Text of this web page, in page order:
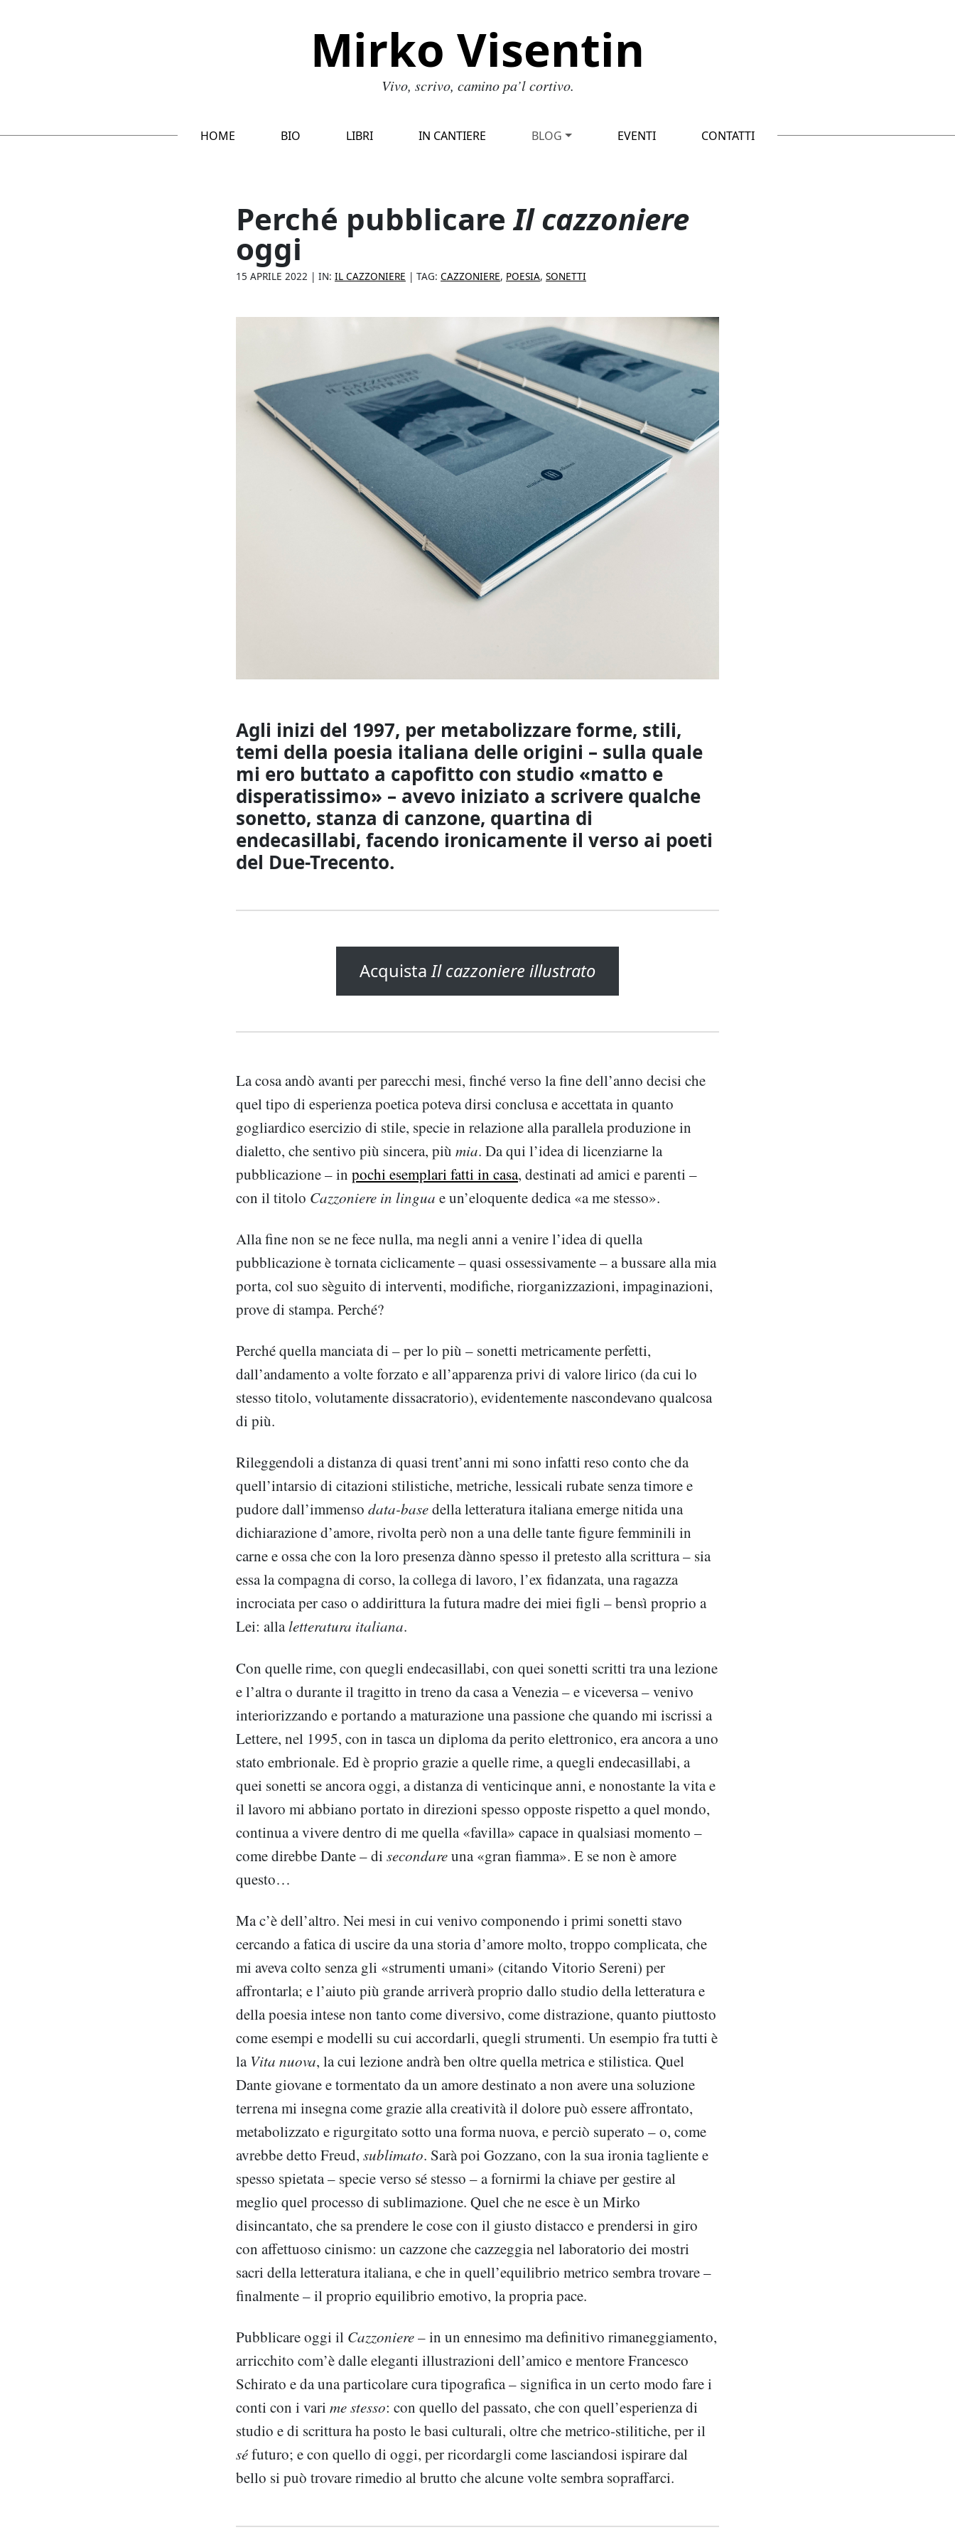
Mirko Visentin
Vivo, scrivo, camino pa’l cortivo.
HOME BIO LIBRI IN CANTIERE BLOG EVENTI CONTATTI
Perché pubblicareIl cazzoniere
oggi
15 APRILE 2022 | IN: IL CAZZONIERE | TAG: CAZZONIERE, POESIA, SONETTI
Agli inizi del 1997, per metabolizzare forme, stili,
temi della poesia italiana delle origini – sulla quale
mi ero buttato a capofitto con studio «matto e
disperatissimo» – avevo iniziato a scrivere qualche
sonetto, stanza di canzone, quartina di
endecasillabi, facendo ironicamente il verso ai poeti
del Due-Trecento.
AcquistaIl cazzoniere illustrato
La cosa andò avanti per parecchi mesi, finché verso la fine dell’anno decisi che
quel tipo di esperienza poetica poteva dirsi conclusa e accettata in quanto
gogliardico esercizio di stile, specie in relazione alla parallela produzione in
dialetto, che sentivo più sincera, più mia. Da qui l’idea di licenziarne la
pubblicazione – in pochi esemplari fatti in casa, destinati ad amici e parenti –
con il titolo Cazzoniere in lingua e un’eloquente dedica «a me stesso».
Alla fine non se ne fece nulla, ma negli anni a venire l’idea di quella
pubblicazione è tornata ciclicamente – quasi ossessivamente – a bussare alla mia
porta, col suo sèguito di interventi, modifiche, riorganizzazioni, impaginazioni,
prove di stampa. Perché?
Perché quella manciata di – per lo più – sonetti metricamente perfetti,
dall’andamento a volte forzato e all’apparenza privi di valore lirico (da cui lo
stesso titolo, volutamente dissacratorio), evidentemente nascondevano qualcosa
di più.
Rileggendoli a distanza di quasi trent’anni mi sono infatti reso conto che da
quell’intarsio di citazioni stilistiche, metriche, lessicali rubate senza timore e
pudore dall’immenso data-basedella letteratura italiana emerge nitida una
dichiarazione d’amore, rivolta però non a una delle tante figure femminili in
carne e ossa che con la loro presenza dànno spesso il pretesto alla scrittura – sia
essa la compagna di corso, la collega di lavoro, l’ex fidanzata, una ragazza
incrociata per caso o addirittura la futura madre dei miei figli – bensì proprio a
Lei: allaletteratura italiana.
Con quelle rime, con quegli endecasillabi, con quei sonetti scritti tra una lezione
e l’altra o durante il tragitto in treno da casa a Venezia – e viceversa – venivo
interiorizzando e portando a maturazione una passione che quando mi iscrissi a
Lettere, nel 1995, con in tasca un diploma da perito elettronico, era ancora a uno
stato embrionale. Ed è proprio grazie a quelle rime, a quegli endecasillabi, a
quei sonetti se ancora oggi, a distanza di venticinque anni, e nonostante la vita e
il lavoro mi abbiano portato in direzioni spesso opposte rispetto a quel mondo,
continua a vivere dentro di me quella «favilla» capace in qualsiasi momento –
come direbbe Dante – di secondareuna «gran fiamma». E se non è amore
questo…
Ma c’è dell’altro. Nei mesi in cui venivo componendo i primi sonetti stavo
cercando a fatica di uscire da una storia d’amore molto, troppo complicata, che
mi aveva colto senza gli «strumenti umani» (citando Vitorio Sereni) per
affrontarla; e l’aiuto più grande arriverà proprio dallo studio della letteratura e
della poesia intese non tanto come diversivo, come distrazione, quanto piuttosto
come esempi e modelli su cui accordarli, quegli strumenti. Un esempio fra tutti è
laVita nuova, la cui lezione andrà ben oltre quella metrica e stilistica. Quel
Dante giovane e tormentato da un amore destinato a non avere una soluzione
terrena mi insegna come grazie alla creatività il dolore può essere affrontato,
metabolizzato e rigurgitato sotto una forma nuova, e perciò superato – o, come
avrebbe detto Freud, sublimato. Sarà poi Gozzano, con la sua ironia tagliente e
spesso spietata – specie verso sé stesso – a fornirmi la chiave per gestire al
meglio quel processo di sublimazione. Quel che ne esce è un Mirko
disincantato, che sa prendere le cose con il giusto distacco e prendersi in giro
con affettuoso cinismo: un cazzone che cazzeggia nel laboratorio dei mostri
sacri della letteratura italiana, e che in quell’equilibrio metrico sembra trovare –
finalmente – il proprio equilibrio emotivo, la propria pace.
Pubblicare oggi il Cazzoniere– in un ennesimo ma definitivo rimaneggiamento,
arricchito com’è dalle eleganti illustrazioni dell’amico e mentore Francesco
Schirato e da una particolare cura tipografica – significa in un certo modo fare i
conti con i vari me stesso: con quello del passato, che con quell’esperienza di
studio e di scrittura ha posto le basi culturali, oltre che metrico-stilitiche, per il
séfuturo; e con quello di oggi, per ricordargli come lasciandosi ispirare dal
bello si può trovare rimedio al brutto che alcune volte sembra sopraffarci.